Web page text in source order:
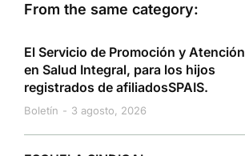
From the same category:
El Servicio de Promoción y Atención
en Salud Integral, para los hijos
registrados de afiliadosSPAIS.
Boletín 3 agosto, 2026